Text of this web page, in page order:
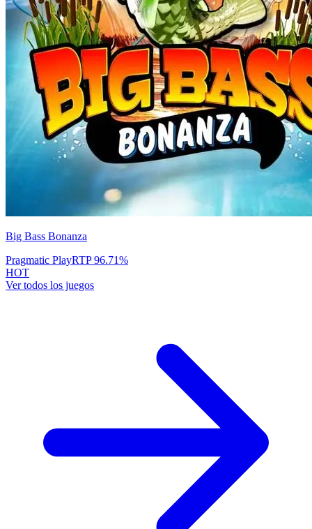
Big Bass Bonanza
Pragmatic PlayRTP96.71%
HOT
Ver todos los juegos